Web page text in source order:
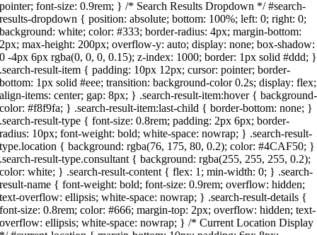
pointer; font-size: 0.9rem; } /* Search Results Dropdown */ #search-
results-dropdown { position: absolute; bottom: 100%; left: 0; right: 0;
background: white; color: #333; border-radius: 4px; margin-bottom:
2px; max-height: 200px; overflow-y: auto; display: none; box-shadow:
0 -4px 6px rgba(0, 0, 0, 0.15); z-index: 1000; border: 1px solid #ddd; }
.search-result-item { padding: 10px 12px; cursor: pointer; border-
bottom: 1px solid #eee; transition: background-color 0.2s; display: flex;
align-items: center; gap: 8px; } .search-result-item:hover { background-
color: #f8f9fa; } .search-result-item:last-child { border-bottom: none; }
.search-result-type { font-size: 0.8rem; padding: 2px 6px; border-
radius: 10px; font-weight: bold; white-space: nowrap; } .search-result-
type.location { background: rgba(76, 175, 80, 0.2); color: #4CAF50; }
.search-result-type.consultant { background: rgba(255, 255, 255, 0.2);
color: white; } .search-result-content { flex: 1; min-width: 0; } .search-
result-name { font-weight: bold; font-size: 0.9rem; overflow: hidden;
text-overflow: ellipsis; white-space: nowrap; } .search-result-details {
font-size: 0.8rem; color: #666; margin-top: 2px; overflow: hidden; text-
overflow: ellipsis; white-space: nowrap; } /* Current Location Display